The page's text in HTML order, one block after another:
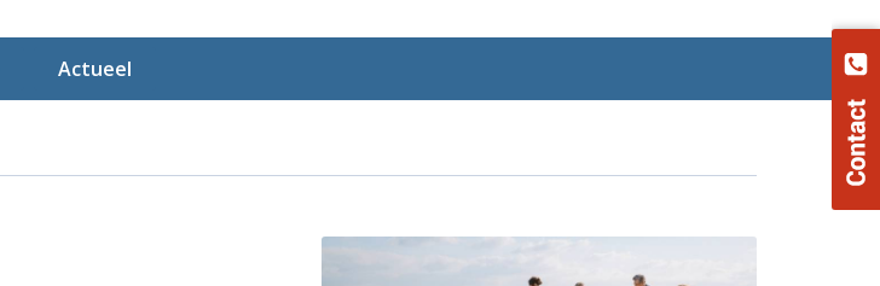
Actueel